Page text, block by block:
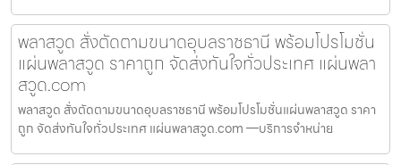
พลาสวูด สั่งตัดตามขนาดอุบลราชธานี พร้อมโปรโมชั่น
แผ่นพลาสวูด ราคาถูก จัดส่งทันใจทั่วประเทศ แผ่นพลา
สวูด.com
พลาสวูด สั่งตัดตามขนาดอุบลราชธานี พร้อมโปรโมชั่นแผ่นพลาสวูด ราคา
ถูก จัดส่งทันใจทั่วประเทศ แผ่นพลาสวูด.com —บริการจำหน่าย